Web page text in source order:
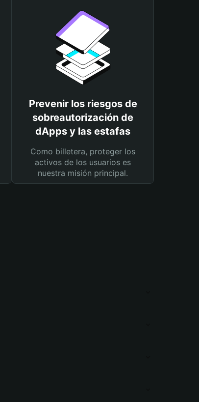
Prevenir los riesgos de
sobreautorización de
dApps y las estafas
Como billetera, proteger los
activos de los usuarios es
nuestra misión principal.